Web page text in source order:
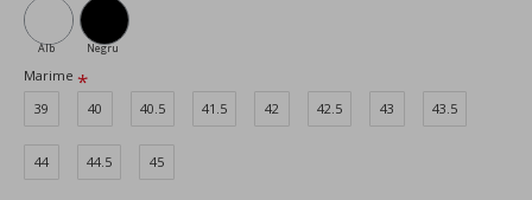
Alb Negru
Marime
39
40 40.5 41.5 42 42.5 43 43.5
44 44.5 45